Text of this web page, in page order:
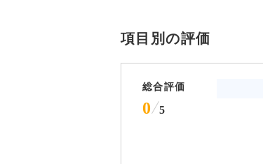
項目別の評価
総合評価
0 5